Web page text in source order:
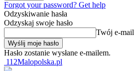
Forgot your password? Get help
Odzyskiwanie hasła
Odzyskaj swoje hasło
Twój e-mail
Hasło zostanie wysłane e-mailem.
112Malopolska.pl